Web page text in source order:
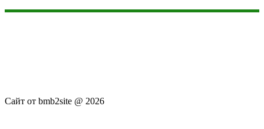
Сайт от bmb2site @ 2026